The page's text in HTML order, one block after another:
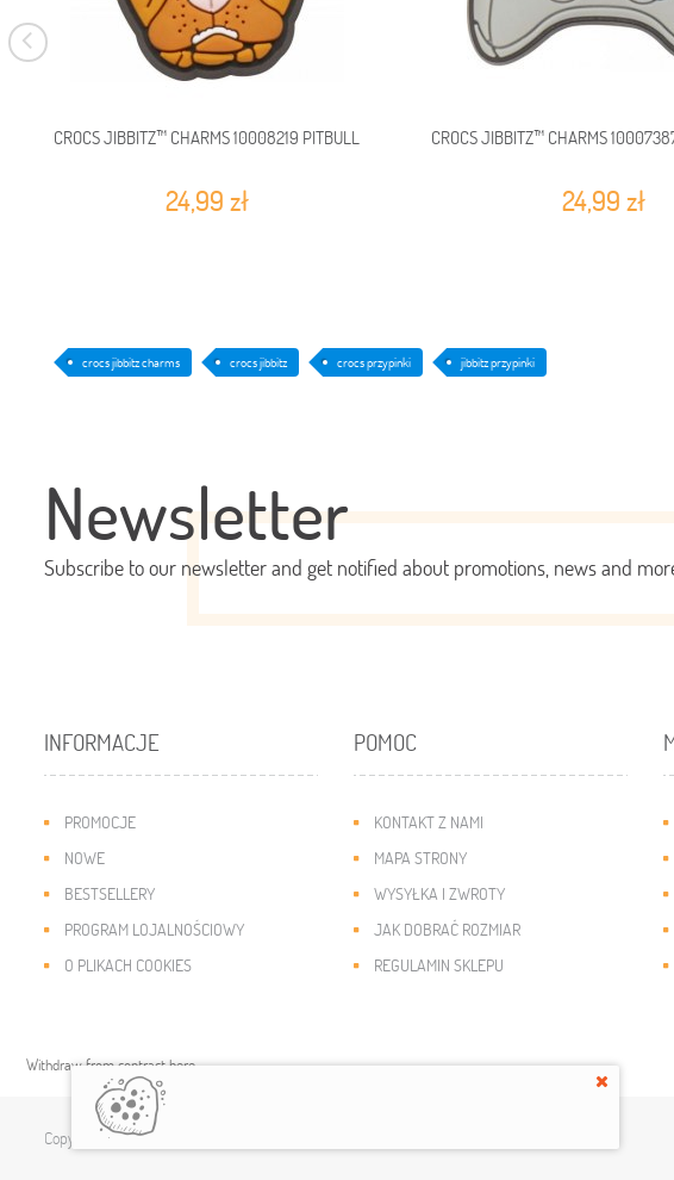
CROCS JIBBITZ™ CHARMS 10008219 PITBULL
24,99 zł
CROCS JIBBITZ™ CHARMS
24,99 zł
crocs jibbitz charms crocs jibbitz crocs przypinki jibbitz przypinki
Newsletter
Subscribe to our newsletter and get notified about promotions, news and
INFORMACJE
PROMOCJE
NOWE
BESTSELLERY
PROGRAM LOJALNOŚCIOWY
O PLIKACH COOKIES
POMOC
KONTAKT Z NAMI
MAPA STRONY
WYSYŁKA I ZWROTY
JAK DOBRAĆ ROZMIAR
REGULAMIN SKLEPU
Withdraw from contract here
Copyright © 2019